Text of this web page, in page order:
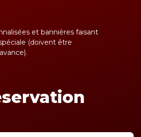
et bannières faisant
(doivent être